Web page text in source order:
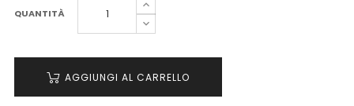
QUANTITÀ
AGGIUNGI AL CARRELLO